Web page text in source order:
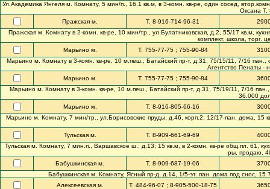
Ул.Академика Янгеля м. Комнату, 5 мин/п., 16.1 кв.м, в 3-комн. кв-ре, один сосед,
Оксана Т.
Пражская м.
Т. 8-916-714-96-31
Пражская м. Комнату в 2-комн. кв-ре, 10 мин/тр., ул.Булатниковская, д.2, 55/17 кв.м,
комплект, школа, торг.
Марьино м.
Т. 755-77-75 ; 755-90-84
Марьино м. Комнату в 3-комн. кв-ре, 10 м.пеш., Батайский пр-т, д.31, 75/15/11, 7/16
Агентство Пенаты -
Марьино м.
Т. 755-77-75 ; 755-90-84
Марьино м. Комнату в 3-комн. кв-ре, 10 м.пеш., Батайский пр-т, д.31, 75/19/11, 7/16
36.000
Марьино м.
Т. 8-916-805-66-16
Марьино м. Комнату, 7 мин/тр., ул.Борисовские пруды, д.46, корп.2; 12/17-пан. дома, 15
Тульская м. Т. 8-909-661-69-69
Тульская м. Комнату, 7 мин.п., Варшавское ш., д.13; 15 кв.м, в 2-комн. кв-ре общ.пл. 61,
ры, продаю,
Бабушкинская м.
Т. 8-909-687-19-06
Бабушкинская м. Комнату, Ясный пр-д, д.14, 1/5-эт. пан. дома под снос,
Алексеевская м.
Т. 484-96-07 ; 8-905-500-18-75